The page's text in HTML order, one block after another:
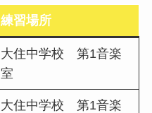
練習場所
大住中学校 第1音楽
室
大住中学校 第1音楽